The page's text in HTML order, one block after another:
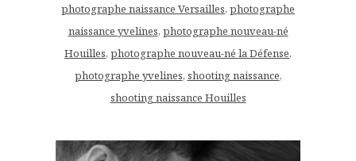
photographe naissance Versailles, photographe
naissance yvelines, photographe nouveau-né
Houilles, photographe nouveau-né la Défense,
photographe yvelines, shooting naissance,
shooting naissance Houilles